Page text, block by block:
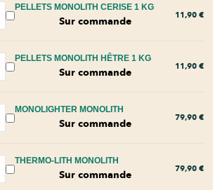
PELLETS MONOLITH CERISE 1 KG
Sur commande 11,90 €
PELLETS MONOLITH HÊTRE 1 KG
Sur commande 11,90 €
MONOLIGHTER MONOLITH
Sur commande 79,90 €
THERMO-LITH MONOLITH
Sur commande 79,90 €